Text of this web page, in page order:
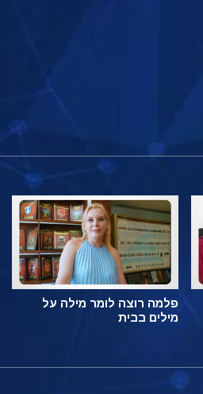
פלמה רוצה לומר מילה על
מילים בבית